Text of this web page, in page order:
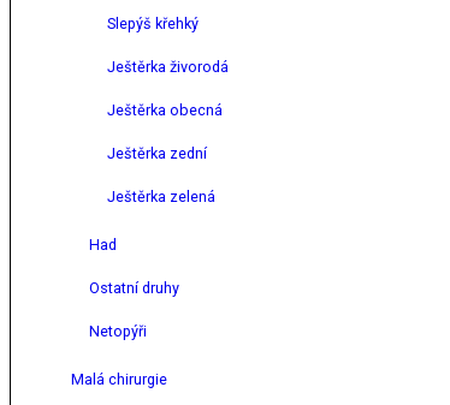
Slepýš křehký
Ještěrka živorodá
Ještěrka obecná
Ještěrka zední
Ještěrka zelená
Had
Ostatní druhy
Netopýři
Malá chirurgie